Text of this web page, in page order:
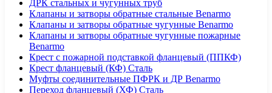
ДРК стальных и чугунных труб
Клапаны и затворы обратные стальные Benarmo
Клапаны и затворы обратные чугунные Benarmo
Клапаны и затворы обратные чугунные пожарные
Benarmo
Крест с пожарной подставкой фланцевый (ППКФ)
Крест фланцевый (КФ) Сталь
Муфты соединительные ПФРК и ДР Benarmo
Переход фланцевый (ХФ) Сталь